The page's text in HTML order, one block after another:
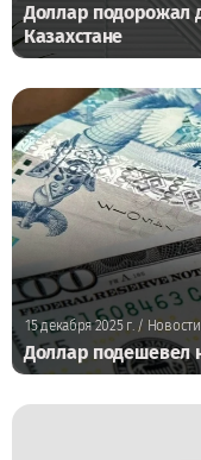
Доллар подорожал
Казахстане
15 декабря 2025 г./ Новости
Доллар подешевел